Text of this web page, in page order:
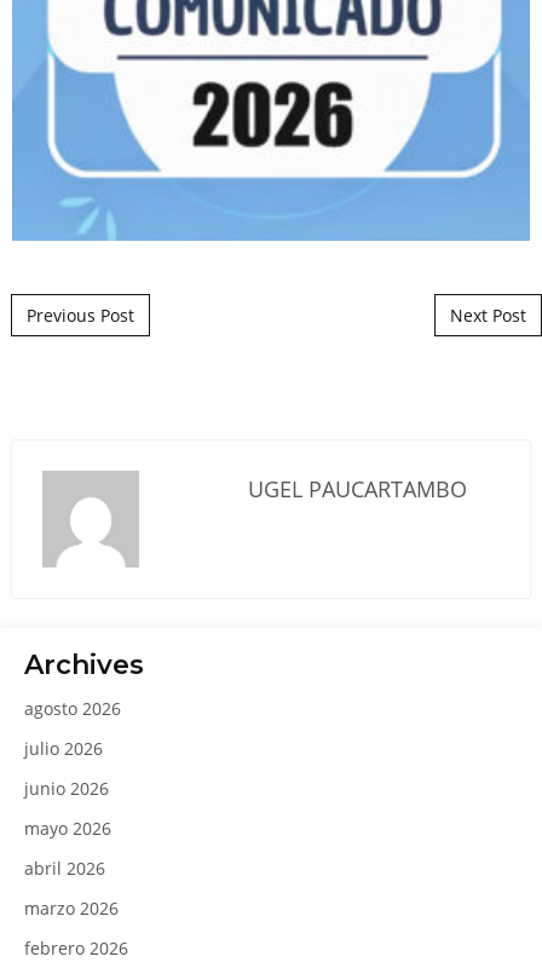
Post navigation
Previous Post Next Post
UGEL PAUCARTAMBO
Archives
agosto 2026
julio 2026
junio 2026
mayo 2026
abril 2026
marzo 2026
febrero 2026